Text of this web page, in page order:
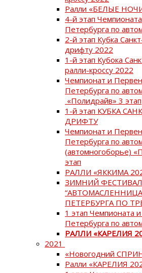
Ралли «БЕЛЫЕ
4-й этап
Петербурга по
2-й этап Кубка
дрифту 2022
1-й этап Кубока
ралли-кроссу 2022
Чемпионат и
Петербурга по
«Полидрайв» 3 этап
1-й этап КУБКА
ДРИФТУ
Чемпионат и
Петербурга по
(автомногоборье)
этап
РАЛЛИ «ЯККИМА
ЗИМНИЙ
ПЕТЕРБУРГА ПО
1 этап Чемпионата
Петербурга по
РАЛЛИ «КАРЕЛИЯ
2021
«Новогодний
Ралли «КАРЕЛИЯ